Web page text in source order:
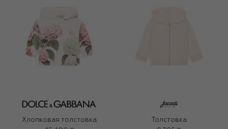
Хлопковая толстовка
Толстовка